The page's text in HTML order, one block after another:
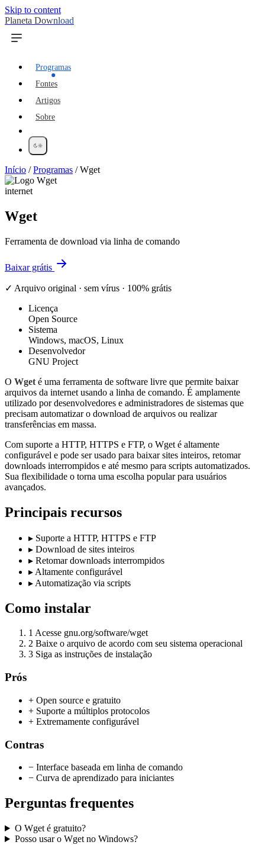
Skip to content
Planeta Download
Programas
Fontes
Artigos
Sobre
Início /Programas /Wget
internet
Wget
Ferramenta de download via linha de comando
Baixar grátis
✓ Arquivo original · sem vírus · 100% grátis
Licença
Open Source
Sistema
Windows, macOS, Linux
Desenvolvedor
GNU Project
O Wget é uma ferramenta de software livre que permite baixar
arquivos da internet usando a linha de comando. É amplamente
utilizado por desenvolvedores e administradores de sistemas que
precisam automatizar o download de arquivos ou realizar
transferências em massa.
Com suporte a HTTP, HTTPS e FTP, o Wget é altamente
configurável e pode ser usado para baixar sites inteiros, retomar
downloads interrompidos e até mesmo para scripts automatizados.
Sua flexibilidade o torna uma escolha popular para usuários
avançados.
Principais recursos
▸ Suporte a HTTP, HTTPS e FTP
▸ Download de sites inteiros
▸ Retomar downloads interrompidos
▸ Altamente configurável
▸ Automatização via scripts
Como instalar
1 Acesse gnu.org/software/wget
2 Baixe o arquivo de acordo com seu sistema operacional
3 Siga as instruções de instalação
Prós
+ Open source e gratuito
+ Suporte a múltiplos protocolos
+ Extremamente configurável
Contras
− Interface baseada em linha de comando
− Curva de aprendizado para iniciantes
Perguntas frequentes
O Wget é gratuito?
Posso usar o Wget no Windows?